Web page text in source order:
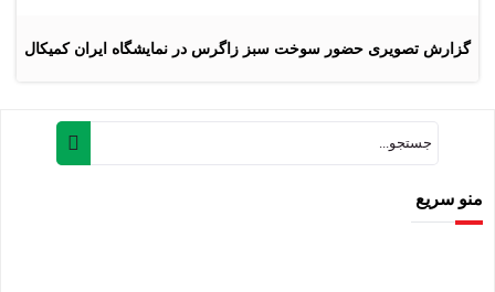
گزارش تصویری حضور سوخت سبز زاگرس در نمایشگاه ایران کمیکال
منو سریع